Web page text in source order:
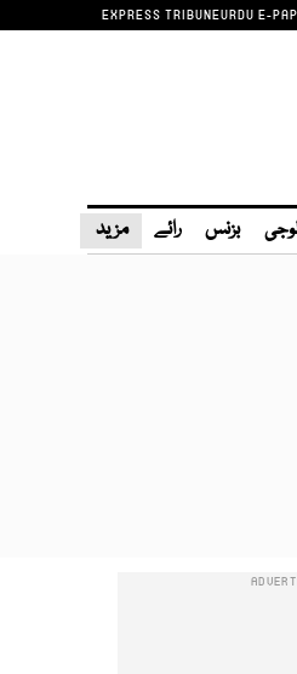
EXPRESS TRIBUNEURDU E-
بزنس رائے مزید